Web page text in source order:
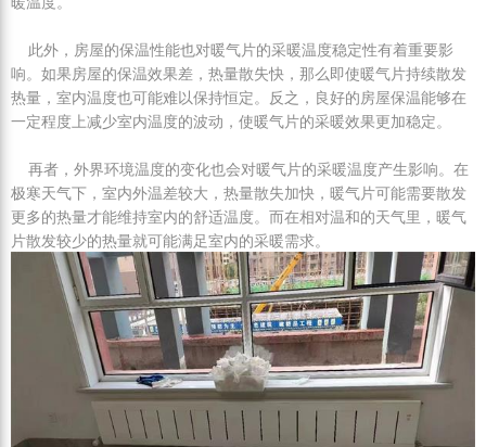
此外，房屋的保温性能也对暖气片的采暖温度稳定性有着重要影
响。如果房屋的保温效果差，热量散失快，那么即使暖气片持续散发
热量，室内温度也可能难以保持恒定。反之，良好的房屋保温能够在
一定程度上减少室内温度的波动，使暖气片的采暖效果更加稳定。
再者，外界环境温度的变化也会对暖气片的采暖温度产生影响。在
极寒天气下，室内外温差较大，热量散失加快，暖气片可能需要散发
更多的热量才能维持室内的舒适温度。而在相对温和的天气里，暖气
片散发较少的热量就可能满足室内的采暖需求。